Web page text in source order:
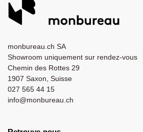
monbureau.ch SA
Showroom uniquement sur rendez-vous
Chemin des Rottes 29
1907 Saxon, Suisse
027 565 44 15
info@monbureau.ch